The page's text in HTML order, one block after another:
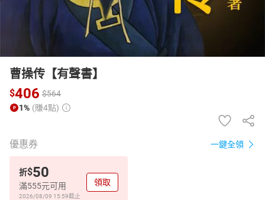
曹操传【有聲書】
$406 $564
1% (賺4點)
優惠券 一鍵全領
折$50
滿555元可用
2026/08/09 15:59截止
領取